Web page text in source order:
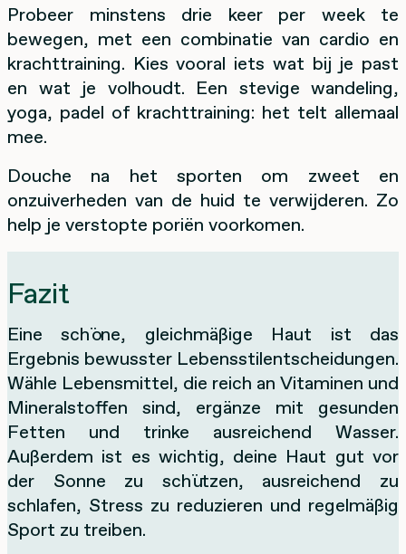
Probeer minstens drie keer per week te
bewegen, met een combinatie van cardio en
krachttraining. Kies vooral iets wat bij je past
en wat je volhoudt. Een stevige wandeling,
yoga, padel of krachttraining: het telt allemaal
mee.
Douche na het sporten om zweet en
onzuiverheden van de huid te verwijderen. Zo
help je verstopte poriën voorkomen.
Fazit
Eine schöne, gleichmäßige Haut ist das
Ergebnis bewusster Lebensstilentscheidungen.
Wähle Lebensmittel, die reich an Vitaminen und
Mineralstoffen sind, ergänze mit gesunden
Fetten und trinke ausreichend Wasser.
Außerdem ist es wichtig, deine Haut gut vor
der Sonne zu schützen, ausreichend zu
schlafen, Stress zu reduzieren und regelmäßig
Sport zu treiben.